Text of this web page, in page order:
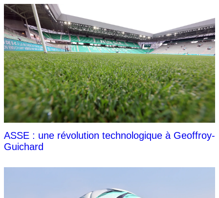
ASSE : une révolution technologique à Geoffroy-
Guichard